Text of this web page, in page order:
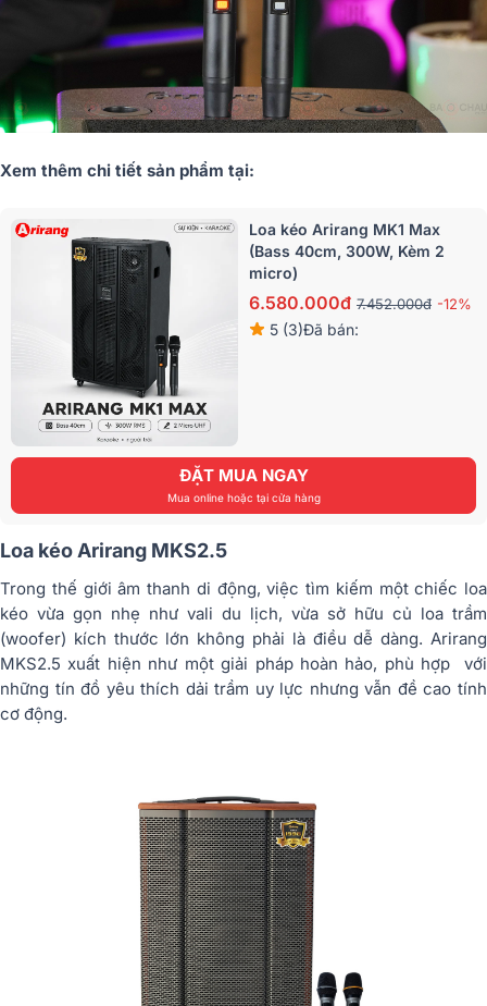
Xem thêm chi tiết sản phẩm tại:
Loa kéo Arirang MK1 Max
(Bass 40cm, 300W, Kèm 2
micro)
6.580.000đ 7.452.000đ -12%
5 (3)Đã bán:
ĐẶT MUA NGAY
Mua online hoặc tại cửa hàng
Loa kéo Arirang MKS2.5
Trong thế giới âm thanh di động, việc tìm kiếm một chiếc loa
kéo vừa gọn nhẹ như vali du lịch, vừa sở hữu củ loa trầm
(woofer) kích thước lớn không phải là điều dễ dàng. Arirang
MKS2.5 xuất hiện như một giải pháp hoàn hảo, phù hợp với
những tín đồ yêu thích dải trầm uy lực nhưng vẫn đề cao tính
cơ động.